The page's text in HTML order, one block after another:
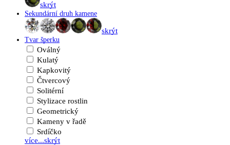
skrýt
Sekundární druh kamene
skrýt
Tvar šperku
Oválný
Kulatý
Kapkovitý
Čtvercový
Solitérní
Stylizace rostlin
Geometrický
Kameny v řadě
Srdíčko
více...skrýt